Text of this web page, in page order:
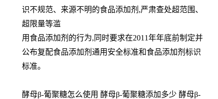
识不规范、来源不明的食品添加剂,严肃查处超范围、
超限量等滥
用食品添加剂的行为,同时要求在2011年年底前制定并
公布复配食品添加剂通用安全标准和食品添加剂标识
标准。
酵母β-葡聚糖怎么使用 酵母β-葡聚糖添加多少 酵母β-